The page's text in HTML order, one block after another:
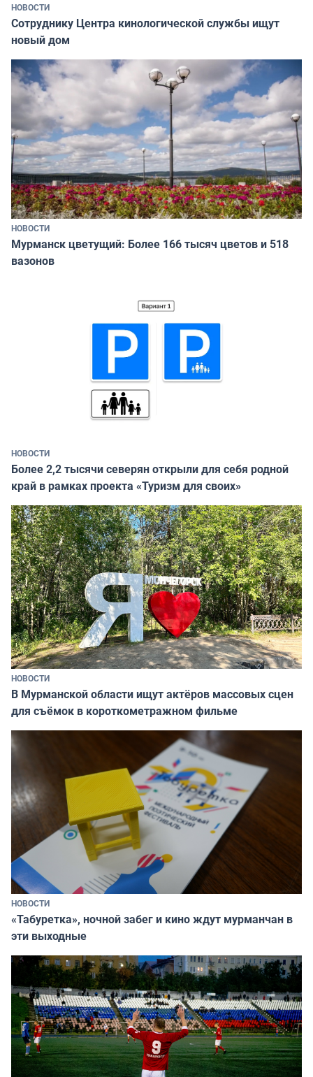
НОВОСТИ
Сотруднику Центра кинологической службы ищут
новый дом
НОВОСТИ
Мурманск цветущий: Более 166 тысяч цветов и 518
вазонов
НОВОСТИ
Более 2,2 тысячи северян открыли для себя родной
край в рамках проекта «Туризм для своих»
НОВОСТИ
В Мурманской области ищут актёров массовых сцен
для съёмок в короткометражном фильме
НОВОСТИ
«Табуретка», ночной забег и кино ждут мурманчан в
эти выходные